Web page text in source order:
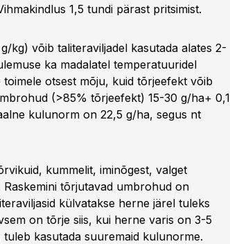
1,5 tundi pärast pritsimist.
kg) võib taliteraviljadel kasutada alates 2-
ka madalatel temperatuuridel
otsest mõju, kuid tõrjeefekt võib
(>85% tõrjeefekt) 15-30 g/ha+ 0,1
kulunorm on 22,5 g/ha, segus nt
kummelit, iminõgest, valget
tõrjutavad umbrohud on
külvatakse herne järel tuleks
on tõrje siis, kui herne varis on 3-5
kasutada suuremaid kulunorme.